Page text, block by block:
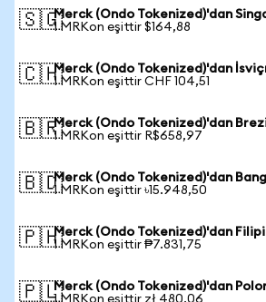
🇸🇬Merck (Ondo Tokenized)'dan
1 MRKon eşittir $164,88
🇨🇭Merck (Ondo Tokenized)'dan
1 MRKon eşittir CHF 104,51
🇧🇷Merck (Ondo Tokenized)'dan
1 MRKon eşittir R$658,97
🇧🇩Merck (Ondo Tokenized)'dan
1 MRKon eşittir ৳15.948,50
🇵🇭Merck (Ondo Tokenized)'dan
1 MRKon eşittir ₱7.831,75
🇵🇱Merck (Ondo Tokenized)'dan
1 MRKon eşittir zł 480,06